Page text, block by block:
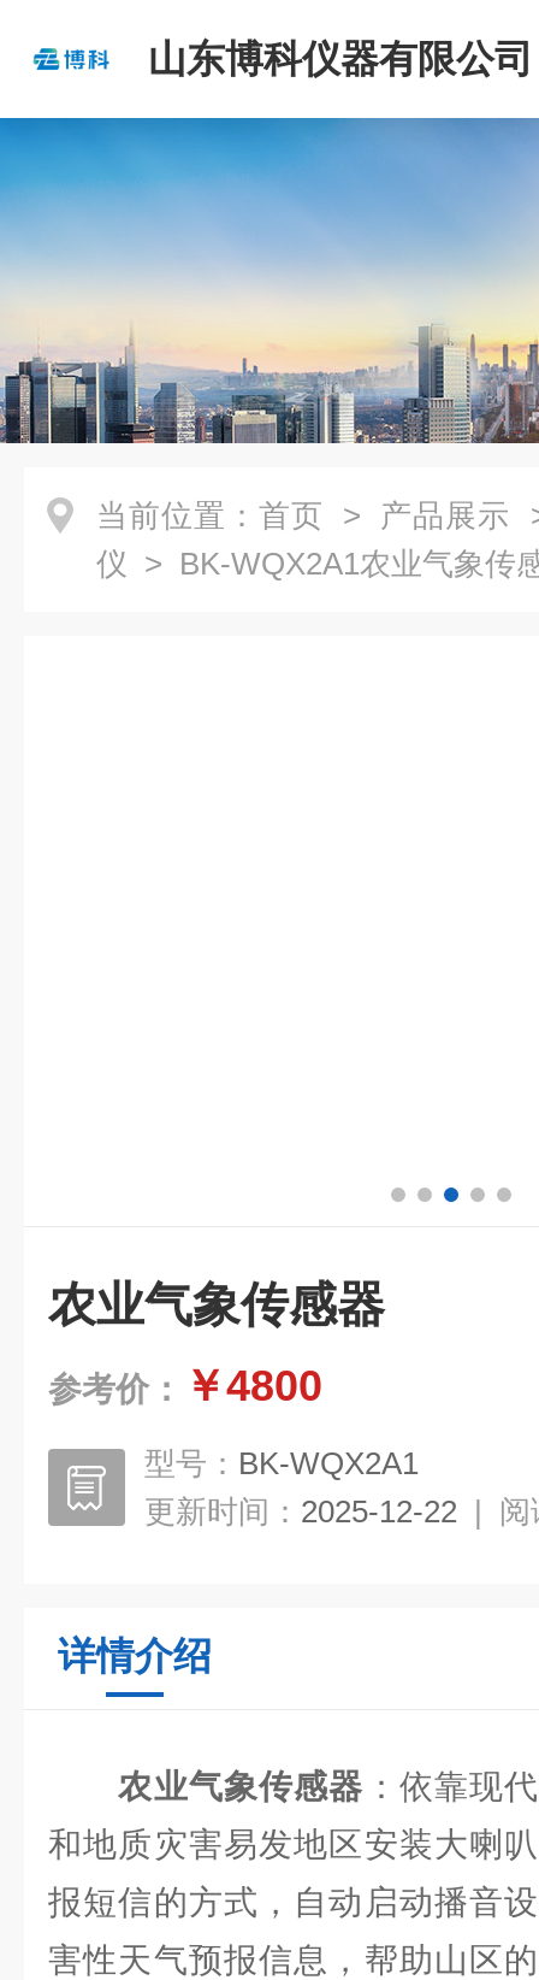
山东博科仪器有限公司
当前位置： 首页 > 产品展示
仪 > BK-WQX2A1农业气象传
农业气象传感器
参考价： ￥4800
型号： BK-WQX2A1
更新时间： 2025-12-22 | 阅
详情介绍
农业气象传感器 ：依靠现
和地质灾害易发地区安装大喇
报短信的方式，自动启动播音
害性天气预报信息，帮助山区